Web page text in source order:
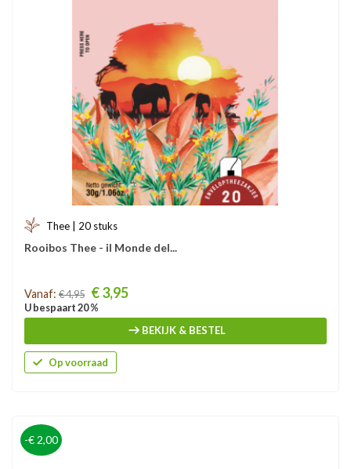
Thee | 20 stuks
Rooibos Thee - il Monde del...
Prijs
Vanaf: € 4,95 € 3,95
U bespaart 20 %
BEKIJK & BESTEL
Op voorraad
-€ 2,00